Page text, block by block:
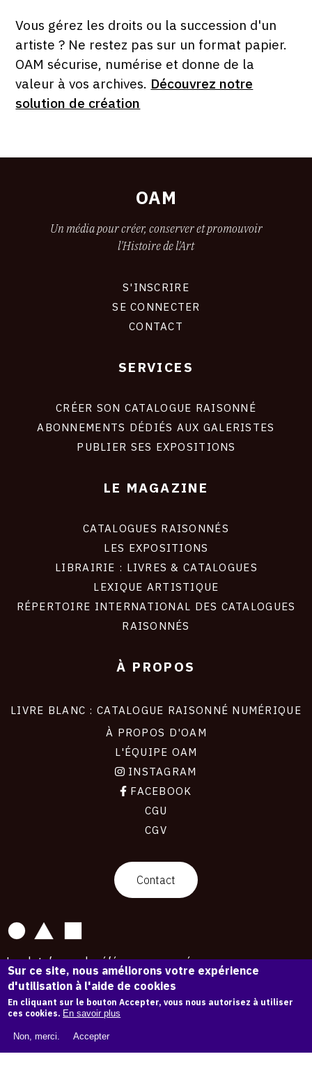
ÉTAT
Vous gérez les droits ou la succession d'un
artiste ? Ne restez pas sur un format papier.
OAM sécurise, numérise et donne de la
valeur à vos archives. Découvrez notre
solution de création
OAM
Un média pour créer, conserver et promouvoir
l'Histoire de l'Art
S'INSCRIRE
SE CONNECTER
CONTACT
SERVICES
CRÉER SON CATALOGUE RAISONNÉ
ABONNEMENTS DÉDIÉS AUX GALERISTES
PUBLIER SES EXPOSITIONS
LE MAGAZINE
CATALOGUES RAISONNÉS
LES EXPOSITIONS
LIBRAIRIE : LIVRES & CATALOGUES
LEXIQUE ARTISTIQUE
RÉPERTOIRE INTERNATIONAL DES CATALOGUES
RAISONNÉS
À PROPOS
LIVRE BLANC : CATALOGUE RAISONNÉ NUMÉRIQUE
À PROPOS D'OAM
L'ÉQUIPE OAM
INSTAGRAM
FACEBOOK
CGU
CGV
Contact
La plateforme de référence pour créer,
conserver et promouvoir l'Histoire de l'Art.
Des catalogues raisonnés aux archives
d'expositions.
43 254 œuvres d'art — 7 587 expositions
Copyright © OAM 2026. Tous droits réservés.
Sur ce site, nous améliorons votre expérience
d'utilisation à l'aide de cookies
En cliquant sur le bouton Accepter, vous nous autorisez à utiliser
ces cookies. En savoir plus
Non, merci. Accepter